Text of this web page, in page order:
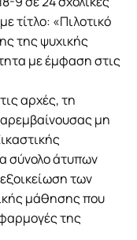
τίτλο: «Πιλοτικό
της ψυχικής
με έμφαση στις
αρχές, τη
μη
σύνολο άτυπων
των
μάθησης που
της